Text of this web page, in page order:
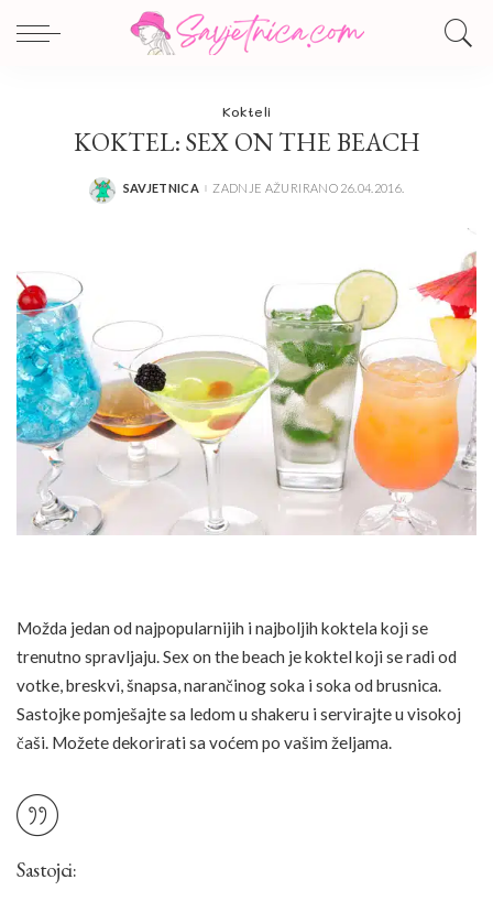
Kokteli
KOKTEL: SEX ON THE BEACH
POSTED
SAVJETNICA ZADNJE AŽURIRANO 26.04.2016.
Možda jedan od najpopularnijih i najboljih koktela koji se
trenutno spravljaju. Sex on the beach je koktel koji se radi od
votke, breskvi, šnapsa, narančinog soka i soka od brusnica.
Sastojke pomješajte sa ledom u shakeru i servirajte u visokoj
čaši. Možete dekorirati sa voćem po vašim željama.
Sastojci: